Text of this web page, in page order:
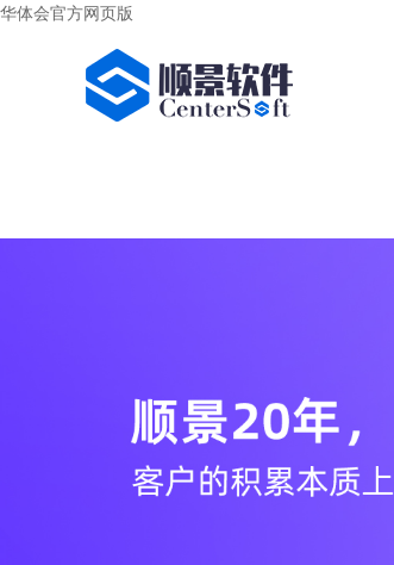
华体会官方网页版